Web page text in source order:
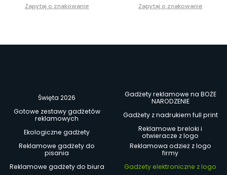
Zapytaj o znakowanie
Zapytaj o znakowanie
Święta 2026
Gadżety reklamowe na BOŻE
NARODZENIE
Gotowe zestawy gadżetów
reklamowych
Gadżety z nadrukiem full print
Ekologiczne gadżety
Reklamowe breloki i
otwieracze z logo
Reklamowe gadżety do
pisania
Reklamowa odzież z logo
firmy
Reklamowe gadżety do biura
Gadżety elektroniczne z logo